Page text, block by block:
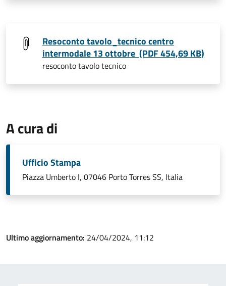
Resoconto tavolo_tecnico centro
intermodale 13 ottobre (PDF 454,69 KB)
resoconto tavolo tecnico
A cura di
Ufficio Stampa
Piazza Umberto I, 07046 Porto Torres SS, Italia
Ultimo aggiornamento: 24/04/2024, 11:12